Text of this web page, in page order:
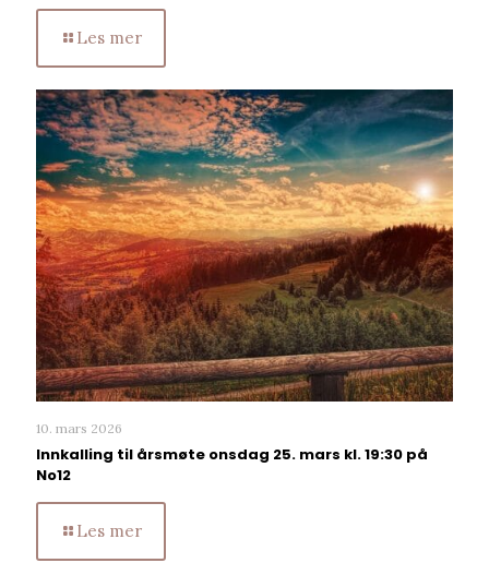
Les mer
10. mars 2026
Innkalling til årsmøte onsdag 25. mars kl. 19:30 på
No12
Les mer